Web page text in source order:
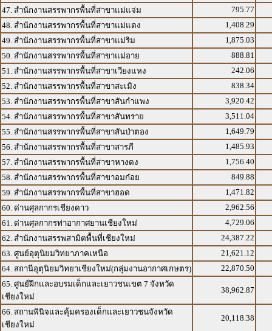
47. สำนักงานสรรพากรพื้นที่สาขาแม่แจ่ม
795.77
48. สำนักงานสรรพากรพื้นที่สาขาแม่แตง
1,408.29
49. สำนักงานสรรพากรพื้นที่สาขาแม่ริม
1,875.03
50. สำนักงานสรรพากรพื้นที่สาขาแม่อาย
888.81
51. สำนักงานสรรพากรพื้นที่สาขาเวียงแหง
242.06
52. สำนักงานสรรพากรพื้นที่สาขาสะเมิง
838.34
53. สำนักงานสรรพากรพื้นที่สาขาสันกำแพง
3,920.42
54. สำนักงานสรรพากรพื้นที่สาขาสันทราย
3,511.04
55. สำนักงานสรรพากรพื้นที่สาขาสันป่าตอง
1,649.79
56. สำนักงานสรรพากรพื้นที่สาขาสารภี
1,485.93
57. สำนักงานสรรพากรพื้นที่สาขาหางดง
1,756.40
58. สำนักงานสรรพากรพื้นที่สาขาอมก๋อย
849.88
59. สำนักงานสรรพากรพื้นที่สาขาฮอด
1,471.82
60. ด่านศุลกากรเชียงดาว
2,962.56
61. ด่านศุลกากรท่าอากาศยานเชียงใหม่
4,729.06
62. สำนักงานสรรพสามิตพื้นที่เชียงใหม่
24,387.22
63. ศูนย์อุตุนิยมวิทยาภาคเหนือ
21,621.12
64. สถานีอุตุนิยมวิทยาเชียงใหม่(กลุ่มงานอากาศเกษตร)
22,870.50
65. ศูนย์ฝึกและอบรมเด็กและเยาวชนเขต 7 จังหวัด
เชียงใหม่
38,962.87
66. สถานพินิจและคุ้มครองเด็กและเยาวชนจังหวัด
เชียงใหม่
20,118.38